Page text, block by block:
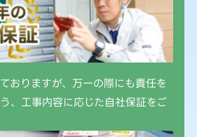
おりますが、万一の際にも責任を
、工事内容に応じた自社保証をご